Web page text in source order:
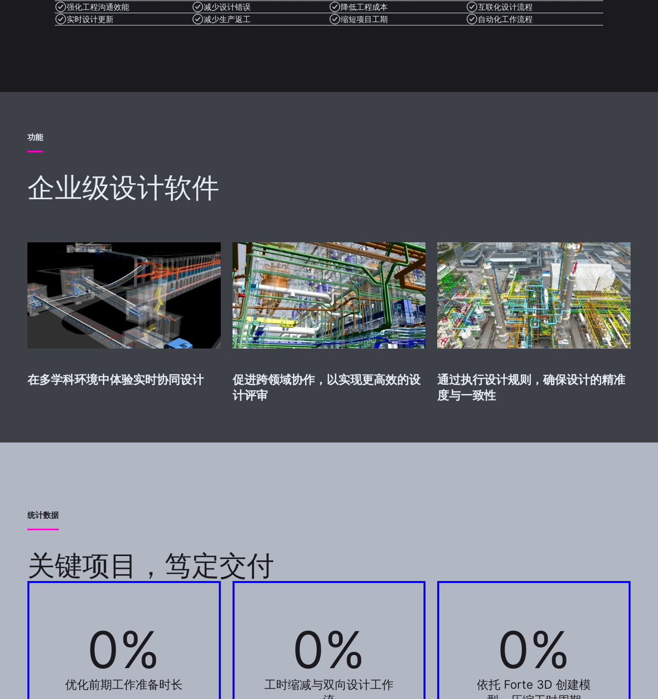
强化工程沟通效能
实时设计更新
减少设计错误
减少生产返工
降低工程成本
缩短项目工期
互联化设计流程
自动化工作流程
功能
企业级设计软件
在多学科环境中体验实时协同设计
促进跨领域协作，以实现更高效的设
计评审
通过执行设计规则，确保设计的精准
度与一致性
统计数据
关键项目，笃定交付
0%
优化前期工作准备时长
0%
工时缩减与双向设计工作
0%
依托 Forte 3D 创建模